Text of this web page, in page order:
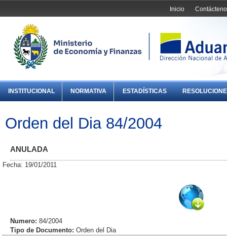
Inicio
INSTITUCIONAL NORMATIVA ESTADÍSTICAS
Orden del Dia 84/2004
ANULADA
Fecha: 19/01/2011
Numero: 84/2004
Tipo de Documento: Orden del Dia